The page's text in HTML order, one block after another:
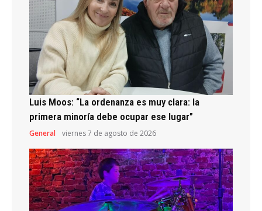
Luis Moos: “La ordenanza es muy clara: la
primera minoría debe ocupar ese lugar”
General viernes 7 de agosto de 2026